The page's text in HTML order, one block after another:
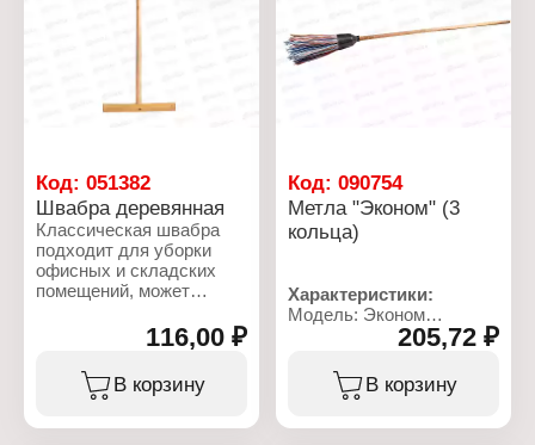
Код: 051382
Швабра деревянная
Классическая швабра
подходит для уборки
офисных и складских
помещений, может
условиях. Изготовлена
Характеристики:
Назначение: для мытья
116,00 ₽
В корзину
Код:090754
Метла "Эконом" (3
кольца)
Характеристики:
Модель: Эконом
Тип товара: Метла
Назначение: для уборки
Размер: 150 см
Материал ручки: дерево
205,72 ₽
В корзину